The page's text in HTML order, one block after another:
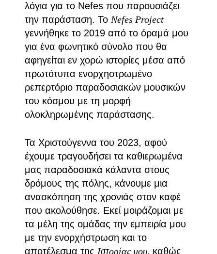
λόγια για το Nefes που παρουσιάζει
την παράσταση. Το Nefes Project
γεννήθηκε το 2019 από το όραμά μου
για ένα φωνητικό σύνολο που θα
αφηγείται εν χορώ ιστορίες μέσα από
πρωτότυπα ενορχηστρωμένο
ρεπερτόριο παραδοσιακών μουσικών
του κόσμου με τη μορφή
ολοκληρωμένης παράστασης.
Τα Χριστούγεννα του 2023, αφού
έχουμε τραγουδήσει τα καθιερωμένα
μας παραδοσιακά κάλαντα στους
δρόμους της πόλης, κάνουμε μια
ανασκόπηση της χρονιάς στον καφέ
που ακολούθησε. Εκεί μοιράζομαι με
τα μέλη της ομάδας την εμπειρία μου
με την ενορχήστρωση και το
αποτέλεσμα της Ιστορίας μου, καθώς